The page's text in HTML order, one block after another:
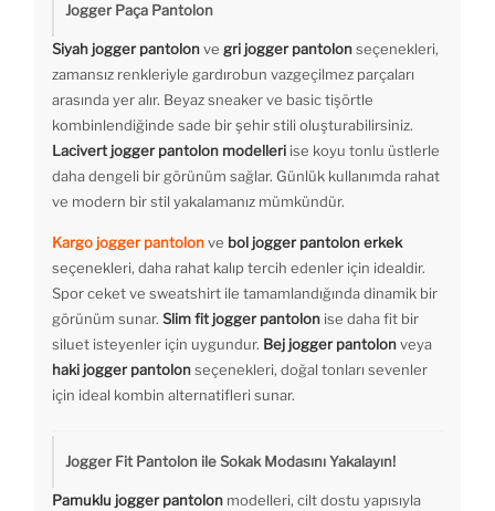
Jogger Paça Pantolon
Siyah jogger pantolonve gri jogger pantolonseçenekleri,
zamansız renkleriyle gardırobun vazgeçilmez parçaları
arasında yer alır. Beyaz sneaker ve basic tişörtle
kombinlendiğinde sade bir şehir stili oluşturabilirsiniz.
Lacivert jogger pantolon modelleri ise koyu tonlu üstlerle
daha dengeli bir görünüm sağlar. Günlük kullanımda rahat
ve modern bir stil yakalamanız mümkündür.
Kargo jogger pantolonve bol jogger pantolon erkek
seçenekleri, daha rahat kalıp tercih edenler için idealdir.
Spor ceket ve sweatshirt ile tamamlandığında dinamik bir
görünüm sunar. Slim fit jogger pantolon ise daha fit bir
siluet isteyenler için uygundur. Bej jogger pantolonveya
haki jogger pantolonseçenekleri, doğal tonları sevenler
için ideal kombin alternatifleri sunar.
Jogger Fit Pantolon ile Sokak Modasını Yakalayın!
Pamuklu jogger pantolon modelleri, cilt dostu yapısıyla